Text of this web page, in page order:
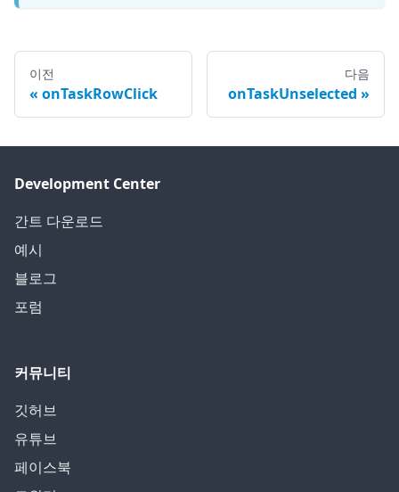
이전
onTaskRowClick
다음
onTaskUnselected
Development Center
간트 다운로드
예시
블로그
포럼
커뮤니티
깃허브
유튜브
페이스북